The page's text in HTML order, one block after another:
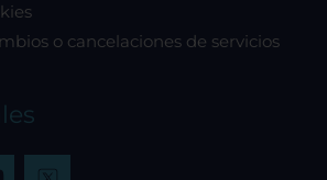
o cancelaciones de servicios